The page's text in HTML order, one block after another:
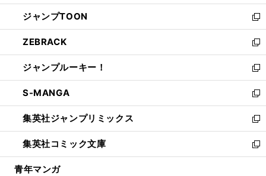
開
く
ウ
で
開
く
ン
ド
ウ
で
開
く
ウ
ィ
ン
ド
ウ
で
開
く
し
い
ウ
ィ
ン
ド
ウ
で
開
く
ジャンプTOON
新
し
い
ウ
ィ
ン
ド
ウ
で
開
く
ZEBRACK
新
し
い
ウ
ィ
ン
ド
ウ
で
開
ジャンプルーキー！
新
し
い
ウ
ィ
ン
ド
ウ
S-MANGA
新
し
い
ウ
ィ
ン
集英社ジャンプリミックス
新
し
い
ウ
集英社コミック文庫
新
し
青年マンガ